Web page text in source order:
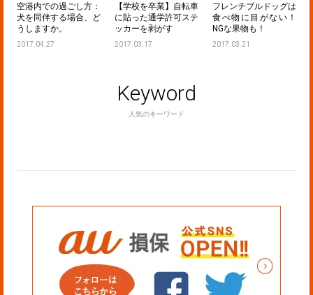
空港内での過ごし方：
犬を同伴する場合、ど
うしますか。
2017.04.27
【学校を卒業】自転車
に貼った通学許可ステ
ッカーを剥がす
2017.03.17
フレンチブルドッグは
食べ物に目がない！
NGな果物も！
2017.03.21
Keyword
人気のキーワード